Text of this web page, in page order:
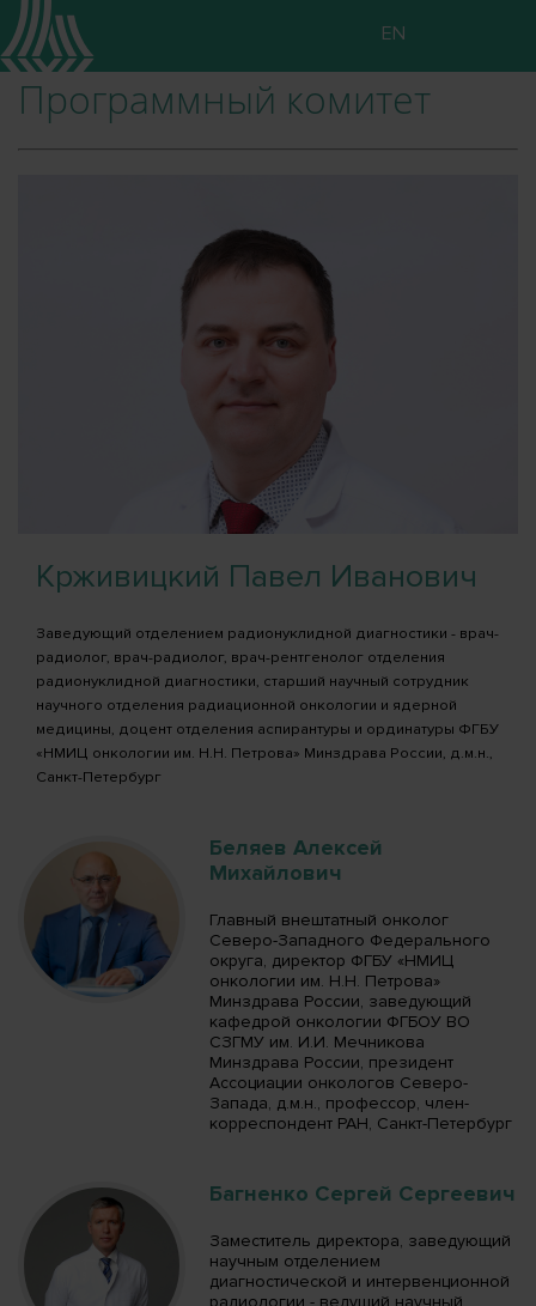
EN
Программный комитет
Крживицкий Павел Иванович
Заведующий отделением радионуклидной диагностики - врач-
радиолог, врач-радиолог, врач-рентгенолог отделения
радионуклидной диагностики, старший научный сотрудник
научного отделения радиационной онкологии и ядерной
медицины, доцент отделения аспирантуры и ординатуры ФГБУ
«НМИЦ онкологии им. Н.Н. Петрова» Минздрава России, д.м.н.,
Санкт-Петербург
Беляев Алексей
Михайлович
Главный внештатный онколог
Северо-Западного Федерального
округа, директор ФГБУ «НМИЦ
онкологии им. Н.Н. Петрова»
Минздрава России, заведующий
кафедрой онкологии ФГБОУ ВО
СЗГМУ им. И.И. Мечникова
Минздрава России, президент
Ассоциации онкологов Северо-
Запада, д.м.н., профессор, член-
корреспондент РАН, Санкт-Петербург
Багненко Сергей Сергеевич
Заместитель директора, заведующий
научным отделением
диагностической и интервенционной
радиологии - ведущий научный